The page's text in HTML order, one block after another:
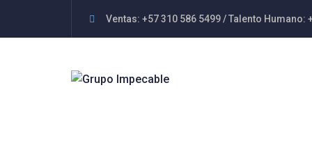
Ventas: +57 310 586 5499 / Talento Humano: